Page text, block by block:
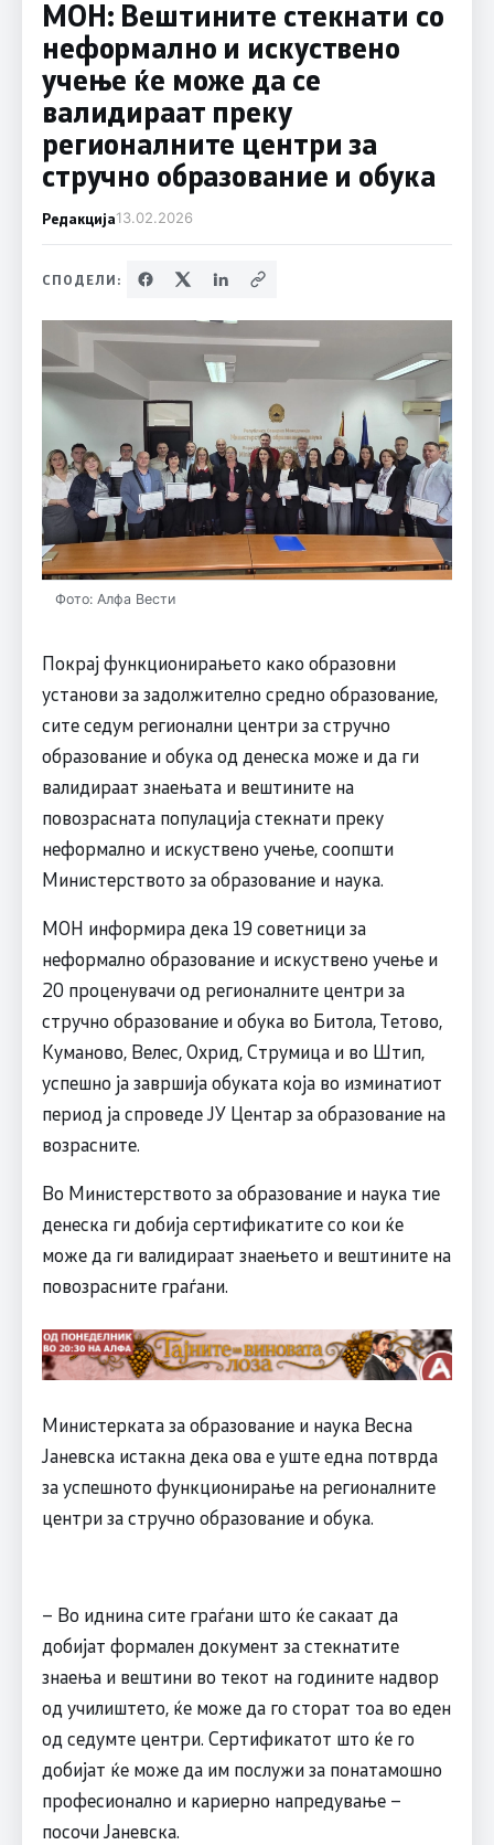
МОН: Вештините стекнати со
неформално и искуствено
учење ќе може да се
валидираат преку
регионалните центри за
стручно образование и обука
Редакција13.02.2026
СПОДЕЛИ:
Фото: Алфа Вести
Покрај функционирањето како образовни
установи за задолжително средно образование,
сите седум регионални центри за стручно
образование и обука од денеска може и да ги
валидираат знаењата и вештините на
повозрасната популација стекнати преку
неформално и искуствено учење, соопшти
Министерството за образование и наука.
МОН информира дека 19 советници за
неформално образование и искуствено учење и
20 проценувачи од регионалните центри за
стручно образование и обука во Битола, Тетово,
Куманово, Велес, Охрид, Струмица и во Штип,
успешно ја завршија обуката која во изминатиот
период ја спроведе ЈУ Центар за образование на
возрасните.
Во Министерството за образование и наука тие
денеска ги добија сертификатите со кои ќе
може да ги валидираат знаењето и вештините на
повозрасните граѓани.
Министерката за образование и наука Весна
Јаневска истакна дека ова е уште една потврда
за успешното функционирање на регионалните
центри за стручно образование и обука.
– Во иднина сите граѓани што ќе сакаат да
добијат формален документ за стекнатите
знаења и вештини во текот на годините надвор
од училиштето, ќе може да го сторат тоа во еден
од седумте центри. Сертификатот што ќе го
добијат ќе може да им послужи за понатамошно
професионално и кариерно напредување –
посочи Јаневска.